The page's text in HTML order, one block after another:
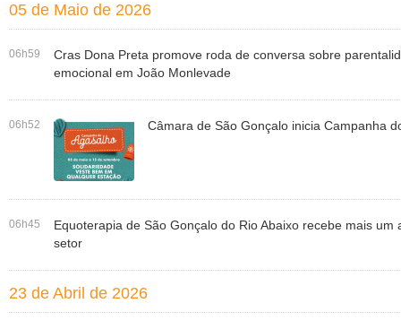
05 de Maio de 2026
06h59
Cras Dona Preta promove roda de conversa sobre
emocional em João Monlevade
06h52 Câmara de São Gonçalo inicia Campanha
06h45
Equoterapia de São Gonçalo do Rio Abaixo recebe mais
setor
23 de Abril de 2026